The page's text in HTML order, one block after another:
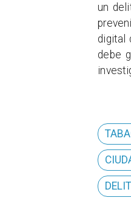
un
digital
debe